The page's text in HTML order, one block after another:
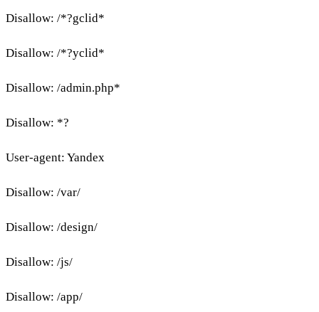
Disallow: /*?gclid*
Disallow: /*?yclid*
Disallow: /admin.php*
Disallow: *?
User-agent: Yandex
Disallow: /var/
Disallow: /design/
Disallow: /js/
Disallow: /app/